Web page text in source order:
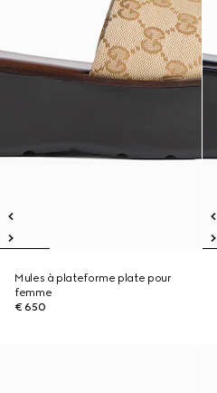
Mules à plateforme plate pour
femme
€ 650